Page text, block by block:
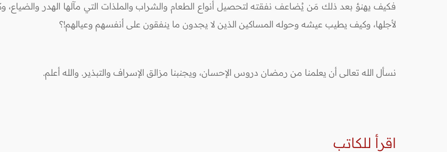
فكيف يهنؤ بعد ذلك مَن يُضاعف نفقته لتحصيل أنواع الطعام والشراب والملذات التي مآلها الهدر
لأجلها، وكيف يطيب عيشه وحوله المساكين الذين لا يجدون ما ينفقون على أنفسهم وعيالهم!؟
نسأل الله تعالى أن يعلمنا من رمضان دروس الإحسان، ويجنبنا مزالق الإسراف والتبذير. والله أعلم.
اقرأ للكاتب